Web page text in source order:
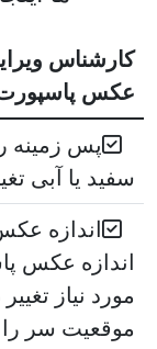
کارشناس
عکس
پس زمینه
سفید یا آبی
اندازه
اندازه عکس
مورد نیاز
موقعیت سر را